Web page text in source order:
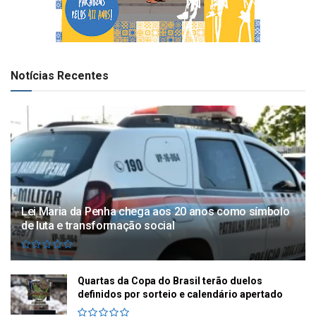
Notícias Recentes
Lei Maria da Penha chega aos 20 anos como símbolo
de luta e transformação social
Quartas da Copa do Brasil terão duelos
definidos por sorteio e calendário apertado